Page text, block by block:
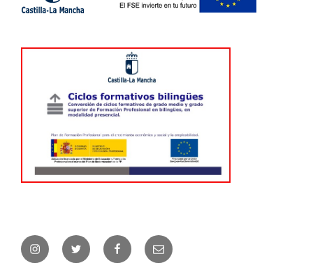
InstagramTwitter FacebookCorreo
electrónico